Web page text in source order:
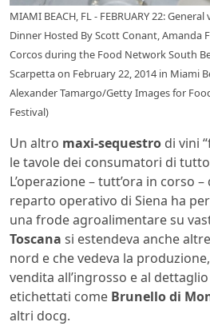
MIAMI BEACH, FL - FEBRUARY 22:
Dinner Hosted By Scott Conant, Amanda
Corcos during the Food Network South
Scarpetta on February 22, 2014 in Miami
Alexander Tamargo/Getty Images for
Festival)
Un altro maxi-sequestro di vini
le tavole dei consumatori di
L’operazione – tutt’ora in corso
reparto operativo di Siena ha
una frode agroalimentare su
Toscana si estendeva anche
nord e che vedeva la
vendita all’ingrosso e al
etichettati come Brunello di
altri docg.